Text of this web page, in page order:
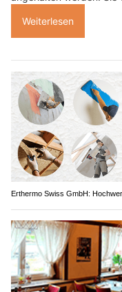
Weiterlesen
Erthermo Swiss GmbH: